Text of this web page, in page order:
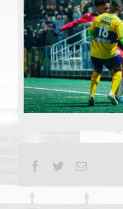
Facebook
TwitterEmail